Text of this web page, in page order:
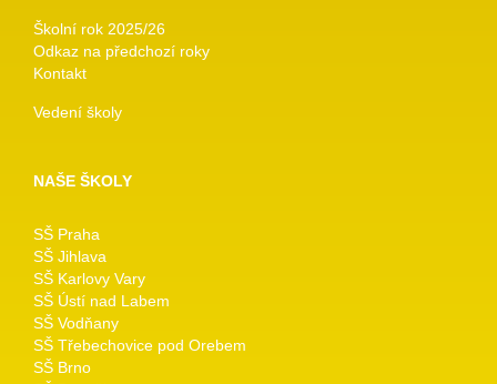
Školní rok 2025/26
Odkaz na předchozí roky
Kontakt
Vedení školy
NAŠE ŠKOLY
SŠ Praha
SŠ Jihlava
SŠ Karlovy Vary
SŠ Ústí nad Labem
SŠ Vodňany
SŠ Třebechovice pod Orebem
SŠ Brno